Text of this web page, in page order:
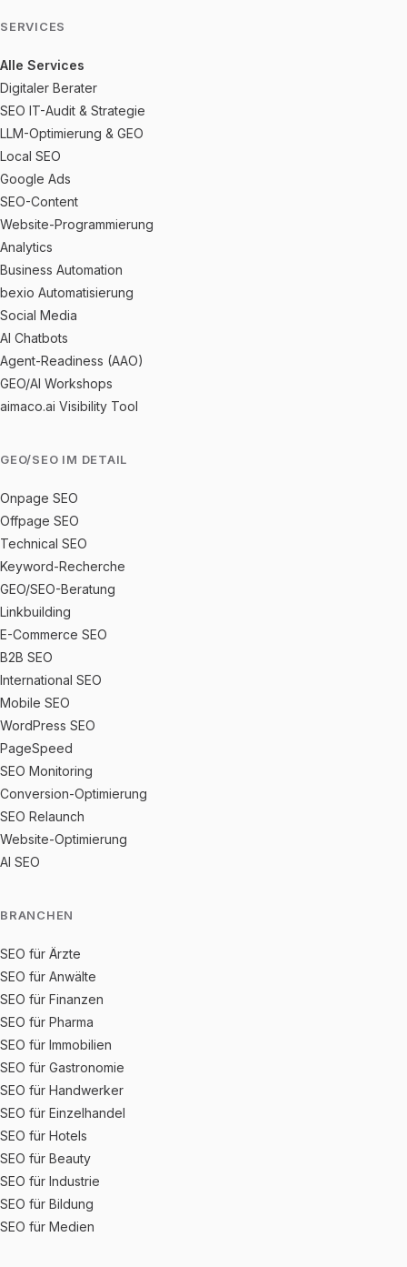
SERVICES
Alle Services
Digitaler Berater
SEO IT-Audit & Strategie
LLM-Optimierung & GEO
Local SEO
Google Ads
SEO-Content
Website-Programmierung
Analytics
Business Automation
bexio Automatisierung
Social Media
AI Chatbots
Agent-Readiness (AAO)
GEO/AI Workshops
aimaco.ai Visibility Tool
GEO/SEO IM DETAIL
Onpage SEO
Offpage SEO
Technical SEO
Keyword-Recherche
GEO/SEO-Beratung
Linkbuilding
E-Commerce SEO
B2B SEO
International SEO
Mobile SEO
WordPress SEO
PageSpeed
SEO Monitoring
Conversion-Optimierung
SEO Relaunch
Website-Optimierung
AI SEO
BRANCHEN
SEO für Ärzte
SEO für Anwälte
SEO für Finanzen
SEO für Pharma
SEO für Immobilien
SEO für Gastronomie
SEO für Handwerker
SEO für Einzelhandel
SEO für Hotels
SEO für Beauty
SEO für Industrie
SEO für Bildung
SEO für Medien